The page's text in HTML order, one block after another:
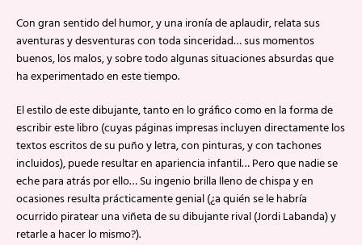
Con gran sentido del humor, y una ironía de aplaudir, relata sus
aventuras y desventuras con toda sinceridad… sus momentos
buenos, los malos, y sobre todo algunas situaciones absurdas que
ha experimentado en este tiempo.
El estilo de este dibujante, tanto en lo gráfico como en la forma de
escribir este libro (cuyas páginas impresas incluyen directamente los
textos escritos de su puño y letra, con pinturas, y con tachones
incluidos), puede resultar en apariencia infantil… Pero que nadie se
eche para atrás por ello… Su ingenio brilla lleno de chispa y en
ocasiones resulta prácticamente genial (¿a quién se le habría
ocurrido piratear una viñeta de su dibujante rival (Jordi Labanda) y
retarle a hacer lo mismo?).